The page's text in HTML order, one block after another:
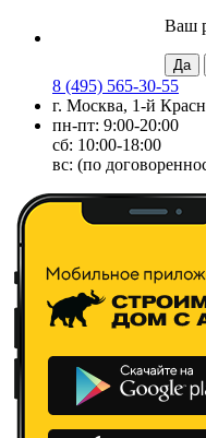
Ваш
8 (495) 565-30-55
г. Москва, 1-й
пн-пт: 9:00-20:00
сб: 10:00-18:00
вс: (по